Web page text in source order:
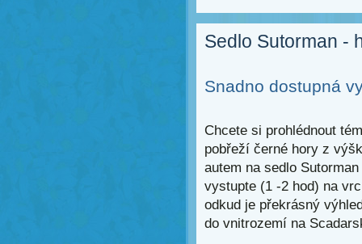
Sedlo Sutorman -
Snadno dostupná
Chcete si prohlédnout
pobřeží černé hory z
autem na sedlo
vystupte (1 -2 hod) na
odkud je překrásný
do vnitrozemí na